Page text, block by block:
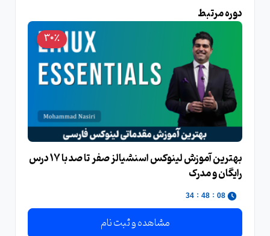
دوره مرتبط
30٪
بهترین آموزش لینوکس اسنشیالز صفر تا صد با 17 درس
رایگان و مدرک
08
:
48
:
33
مشاهده و ثبت نام